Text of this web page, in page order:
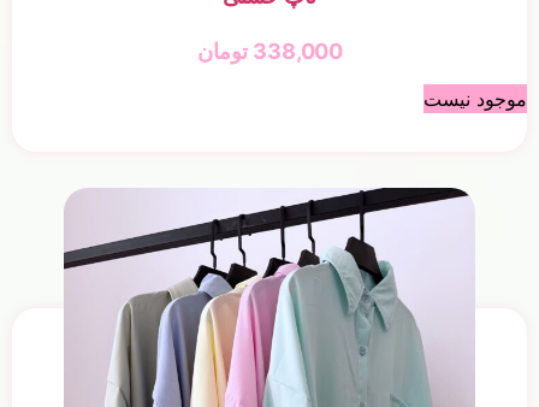
338,000 تومان
موجود نیست